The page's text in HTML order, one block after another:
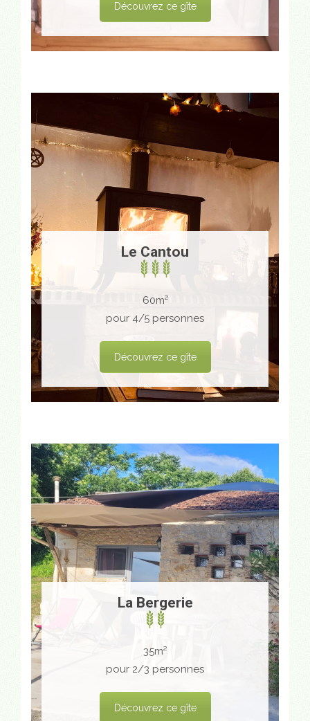
Découvrez ce gîte
Le Cantou
60m²
pour 4/5 personnes
Découvrez ce gîte
La Bergerie
35m²
pour 2/3 personnes
Découvrez ce gîte